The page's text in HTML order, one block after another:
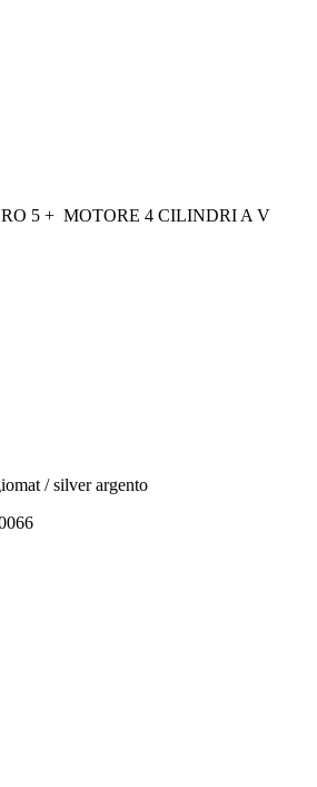
5 + MOTORE 4 CILINDRI A V
/ silver argento